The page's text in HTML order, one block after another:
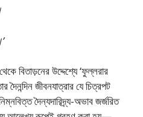
বিতাড়নের উদ্দেশ্যে ‘ফুল্লরার
দৈনন্দিন জীবনযাত্রার যে চিত্রপট
দৈন্যদারিদ্র্য-অভাব জর্জরিত